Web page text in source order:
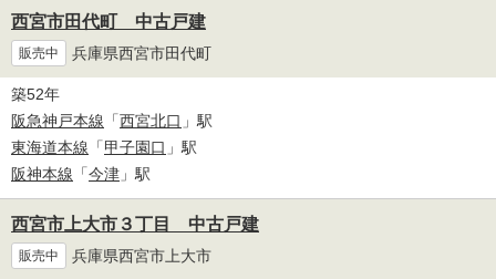
西宮市田代町 中古戸建
販売中 兵庫県西宮市田代町
築52年
阪急神戸本線 「西宮北口 」駅
東海道本線 「甲子園口 」駅
阪神本線 「今津 」駅
西宮市上大市３丁目 中古戸建
販売中 兵庫県西宮市上大市